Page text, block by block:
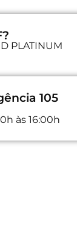
PLATINUM
105
às 16:00h